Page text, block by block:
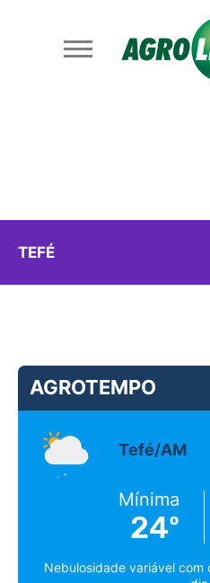
TEFÉ
AGROTEMPO
Tefé/AM
Mínima
24º
Nebulosidade variável